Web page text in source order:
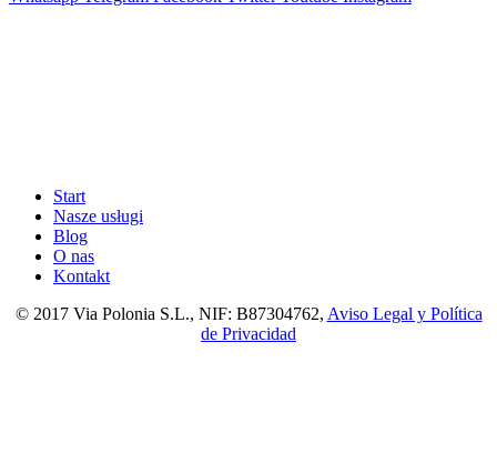
Start
Nasze usługi
Blog
O nas
Kontakt
© 2017 Via Polonia S.L., NIF: B87304762, Aviso Legal y Política
de Privacidad